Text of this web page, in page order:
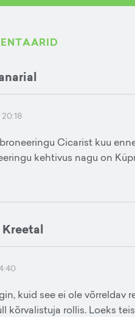
Cicarist kuu
kehtivus nagu on
kuid see ei ole võrreldav
kõrvalistuja rollis. Loeks